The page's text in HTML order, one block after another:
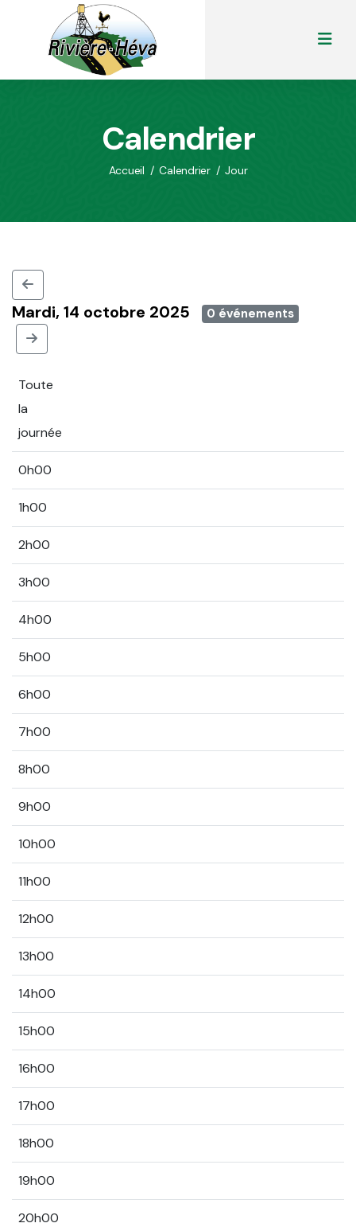
Calendrier
Accueil / Calendrier / Jour
Mardi, 14 octobre 2025 0 événements
Toute
la
journée
0h00
1h00
2h00
3h00
4h00
5h00
6h00
7h00
8h00
9h00
10h00
11h00
12h00
13h00
14h00
15h00
16h00
17h00
18h00
19h00
20h00